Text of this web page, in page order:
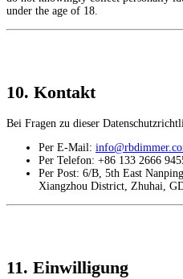
under the age of 18.
10. Kontakt
Bei Fragen zu dieser
Per E-Mail:
Per Telefon: +86 133 2666
Per Post: 6/B, 5th East
Xiangzhou District, Zhuhai,
11. Einwilligung